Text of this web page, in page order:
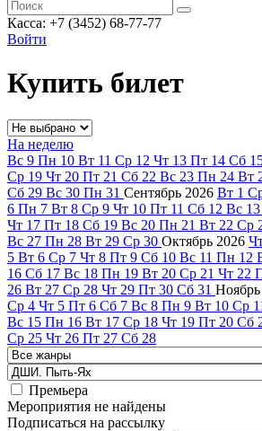
Касса: +7 (3452) 68-77-77
Войти
Купить билет
На неделю
Вс 9 Пн 10 Вт 11 Ср 12 Чт 13 Пт 14 Сб
Ср 19 Чт 20 Пт 21 Сб 22 Вс 23 Пн 24 Вт
Сб 29 Вс 30 Пн 31 Сентябрь 2026 Вт 1
6 Пн 7 Вт 8 Ср 9 Чт 10 Пт 11 Сб 12 Вс 13
Чт 17 Пт 18 Сб 19 Вс 20 Пн 21 Вт 22 Ср
Вс 27 Пн 28 Вт 29 Ср 30 Октябрь 2026
5 Вт 6 Ср 7 Чт 8 Пт 9 Сб 10 Вс 11 Пн 12
16 Сб 17 Вс 18 Пн 19 Вт 20 Ср 21 Чт 22
26 Вт 27 Ср 28 Чт 29 Пт 30 Сб 31 Ноябрь
Ср 4 Чт 5 Пт 6 Сб 7 Вс 8 Пн 9 Вт 10 Ср
Вс 15 Пн 16 Вт 17 Ср 18 Чт 19 Пт 20 Сб
Ср 25 Чт 26 Пт 27 Сб 28
Премьера
Мероприятия не найдены
Подписаться на рассылку